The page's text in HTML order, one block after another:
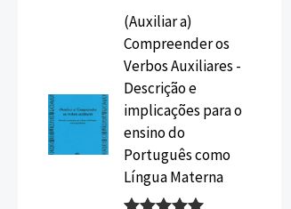
(Auxiliar a)
Compreender os
Verbos Auxiliares -
Descrição e
implicações para o
ensino do
Português como
Língua Materna
O
p
r
e
ç
o
o
r
i
r
e
o
t
u